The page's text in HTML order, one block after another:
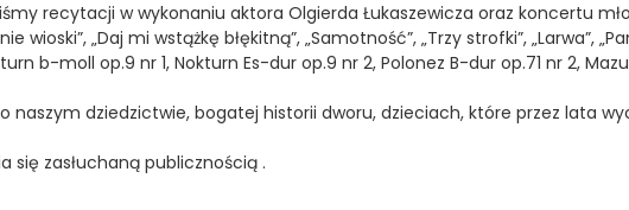
recytacji w wykonaniu aktora Olgierda Łukaszewicza oraz koncertu
„Daj mi wstążkę błękitną”, „Samotność”, „Trzy strofki”, „Larwa”,
b-moll op.9 nr 1, Nokturn Es-dur op.9 nr 2, Polonez B-dur op.71 nr 2,
naszym dziedzictwie, bogatej historii dworu, dzieciach, które przez lata
się zasłuchaną publicznością .